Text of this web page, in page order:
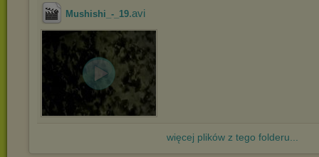
Mushishi_-_19.avi
więcej plików z tego folderu...